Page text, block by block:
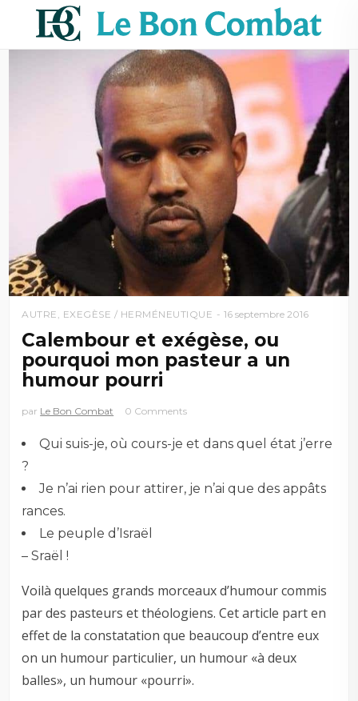
AUTRE , EXEGÈSE / HERMÉNEUTIQUE 16 septembre 2016
Calembour et exégèse, ou
pourquoi mon pasteur a un
humour pourri
par Le Bon Combat 0 Comments
Qui suis-je, où cours-je et dans quel état j’erre
?
Je n’ai rien pour attirer, je n’ai que des appâts
rances.
Le peuple d’Israël
– Sraël !
Voilà quelques grands morceaux d’humour commis
par des pasteurs et théologiens. Cet article part en
effet de la constatation que beaucoup d’entre eux
on un humour particulier, un humour «à deux
balles», un humour «pourri».